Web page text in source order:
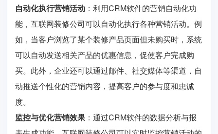
自动化执行营销活动 ：利用CRM软件的营销自动化功
能，互联网装修公司可以自动化执行各种营销活动。例
如，当客户浏览了某个装修产品页面但未购买时，系统
可以自动发送相关产品的优惠信息，促使客户完成购
买。此外，企业还可以通过邮件、社交媒体等渠道，自
动推送个性化的营销内容，提高客户的参与度和忠诚
度。
监控与优化营销效果 ：通过CRM软件的数据分析与报